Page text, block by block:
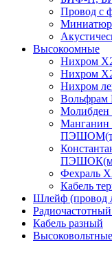
Провод с
Высокоомные
Нихром
Нихром
Нихром
Фехраль
Кабель
Шлейф (провод
Кабель разный